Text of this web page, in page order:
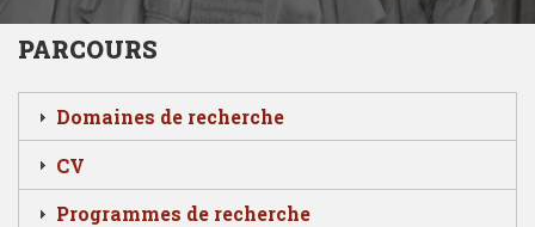
PARCOURS
Domaines de recherche
CV
Programmes de recherche